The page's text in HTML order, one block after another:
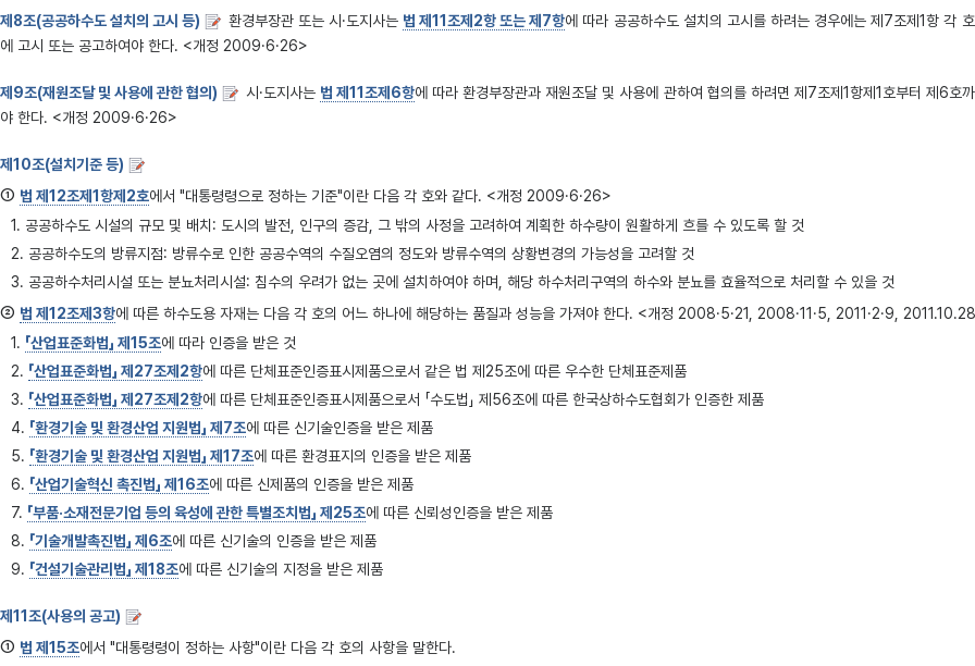
제8조(공공하수도 설치의 고시 등) 환경부장관 또는 시·도지사는 법 제11조제2항 또는 제7항에 따라 공공하수도 설치의 고시를 하려는 경우에는 제7조제1항 각
에 고시 또는 공고하여야 한다. <개정 2009·6·26>
제9조(재원조달 및 사용에 관한 협의) 시·도지사는 법 제11조제6항에 따라 환경부장관과 재원조달 및 사용에 관하여 협의를 하려면 제7조제1항제1호부터 제6
야 한다. <개정 2009·6·26>
제10조(설치기준 등)
① 법 제12조제1항제2호에서 "대통령령으로 정하는 기준"이란 다음 각 호와 같다. <개정 2009·6·26>
1. 공공하수도 시설의 규모 및 배치: 도시의 발전, 인구의 증감, 그 밖의 사정을 고려하여 계획한 하수량이 원활하게 흐를 수 있도록 할 것
2. 공공하수도의 방류지점: 방류수로 인한 공공수역의 수질오염의 정도와 방류수역의 상황변경의 가능성을 고려할 것
3. 공공하수처리시설 또는 분뇨처리시설: 침수의 우려가 없는 곳에 설치하여야 하며, 해당 하수처리구역의 하수와 분뇨를 효율적으로 처리할 수 있을 것
② 법 제12조제3항에 따른 하수도용 자재는 다음 각 호의 어느 하나에 해당하는 품질과 성능을 가져야 한다. <개정 2008·5·21, 2008·11·5, 2011·2·9,
1. 「산업표준화법」 제15조에 따라 인증을 받은 것
2. 「산업표준화법」 제27조제2항에 따른 단체표준인증표시제품으로서 같은 법 제25조에 따른 우수한 단체표준제품
3. 「산업표준화법」 제27조제2항에 따른 단체표준인증표시제품으로서 「수도법」 제56조에 따른 한국상하수도협회가 인증한 제품
4. 「환경기술 및 환경산업 지원법」 제7조에 따른 신기술인증을 받은 제품
5. 「환경기술 및 환경산업 지원법」 제17조에 따른 환경표지의 인증을 받은 제품
6. 「산업기술혁신 촉진법」 제16조에 따른 신제품의 인증을 받은 제품
7. 「부품·소재전문기업 등의 육성에 관한 특별조치법」 제25조에 따른 신뢰성인증을 받은 제품
8. 「기술개발촉진법」 제6조에 따른 신기술의 인증을 받은 제품
9. 「건설기술관리법」 제18조에 따른 신기술의 지정을 받은 제품
제11조(사용의 공고)
① 법 제15조에서 "대통령령이 정하는 사항"이란 다음 각 호의 사항을 말한다.